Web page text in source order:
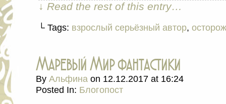
↓ Read the rest of this entry…
└ Tags: взрослый серьёзный автор,
Маревый Мир фантастики
By Альфина on 12.12.2017 at 16:24
Posted In: Блогопост